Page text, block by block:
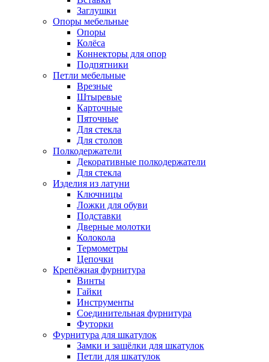
Заглушки
Опоры мебельные
Опоры
Колёса
Коннекторы для опор
Подпятники
Петли мебельные
Врезные
Штыревые
Карточные
Пяточные
Для стекла
Для столов
Полкодержатели
Декоративные полкодержатели
Для стекла
Изделия из латуни
Ключницы
Ложки для обуви
Подставки
Дверные молотки
Колокола
Термометры
Цепочки
Крепёжная фурнитура
Винты
Гайки
Инструменты
Соединительная фурнитура
Футорки
Фурнитура для шкатулок
Замки и защёлки для шкатулок
Петли для шкатулок